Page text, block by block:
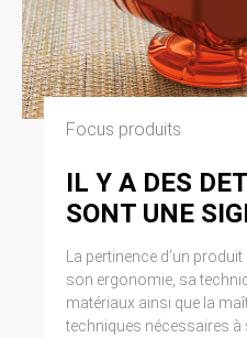
Focus produits
IL Y A DES
SONT UNE
La pertinence d’un
son ergonomie, sa
matériaux ainsi que la
techniques nécessaires à